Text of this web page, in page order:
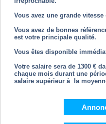
Vous avez une grande
Vous avez de bonnes
est votre principale qualité.
Vous êtes disponible
Votre salaire sera de 1300 €
chaque mois durant une
salaire supérieur à la